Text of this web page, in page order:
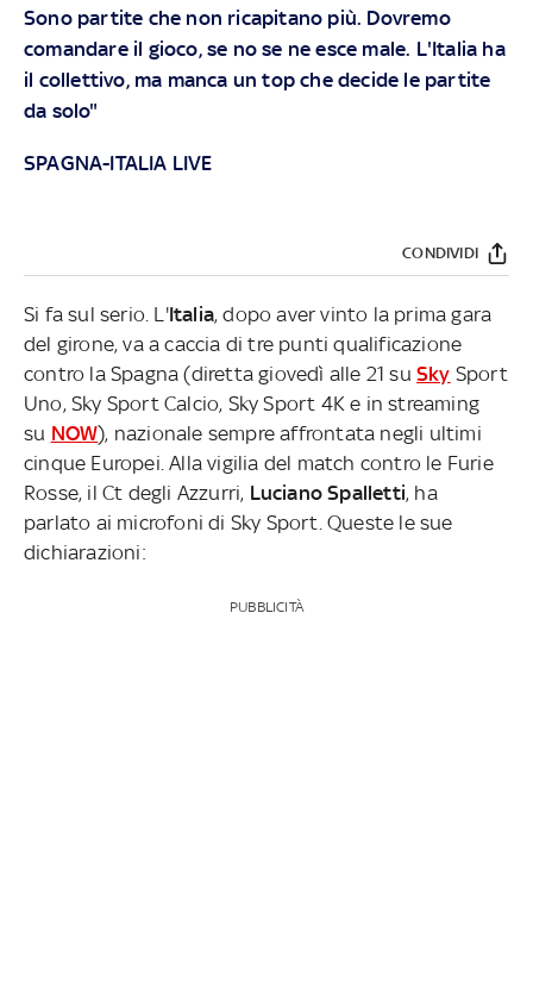
Sono partite che non ricapitano più. Dovremo
comandare il gioco, se no se ne esce male. L'Italia ha
il collettivo, ma manca un top che decide le partite
da solo"
SPAGNA-ITALIA LIVE
CONDIVIDI
Si fa sul serio. L'Italia, dopo aver vinto la prima gara
del girone, va a caccia di tre punti qualificazione
contro la Spagna (diretta giovedì alle 21 su Sky Sport
Uno, Sky Sport Calcio, Sky Sport 4K e in streaming
su NOW), nazionale sempre affrontata negli ultimi
cinque Europei. Alla vigilia del match contro le Furie
Rosse, il Ct degli Azzurri, Luciano Spalletti, ha
parlato ai microfoni di Sky Sport. Queste le sue
dichiarazioni:
PUBBLICITÀ